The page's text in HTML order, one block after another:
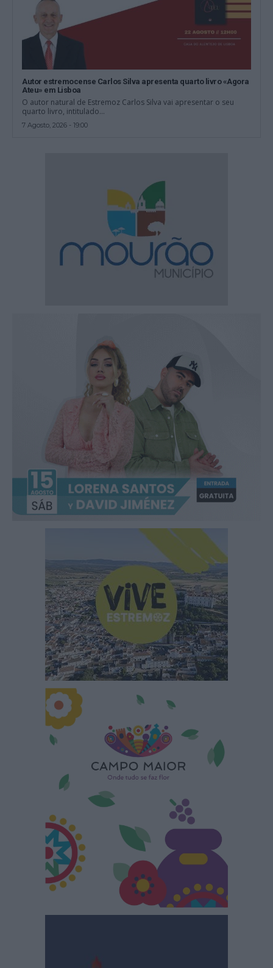
Autor estremocense Carlos Silva apresenta quarto livro «Agora
Ateu» em Lisboa
O autor natural de Estremoz Carlos Silva vai apresentar o seu
quarto livro, intitulado...
7 Agosto, 2026 - 19:00